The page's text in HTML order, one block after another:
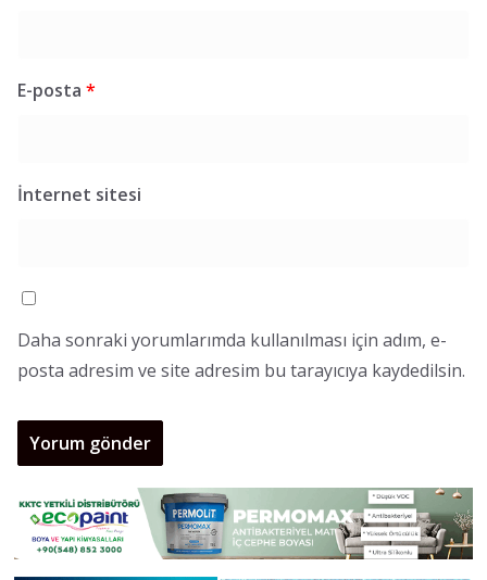
E-posta *
İnternet sitesi
Daha sonraki yorumlarımda kullanılması için adım, e-
posta adresim ve site adresim bu tarayıcıya kaydedilsin.